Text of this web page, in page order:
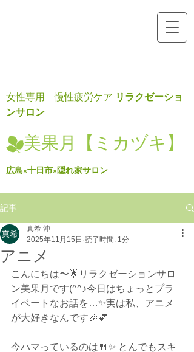
女性専用 慢性疲労ケア リラクゼーショ
ンサロン
美果月【ミカヅキ】
広島×十日市×隠れ家サロン
記事
アニメ
真希 沖
2025年11月15日 読了時間: 1分
こんにちは〜🌟リラクゼーションサロ
ン美果月です(^^♪今日はちょっとプラ
イベートなお話を…✨実は私、アニメ
が大好きなんです🎉💕
今ハマっているのは🍴✨ とんでもスキ